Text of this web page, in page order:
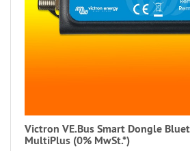
Victron VE.Bus Smart Dongle
MultiPlus (0% MwSt.*)